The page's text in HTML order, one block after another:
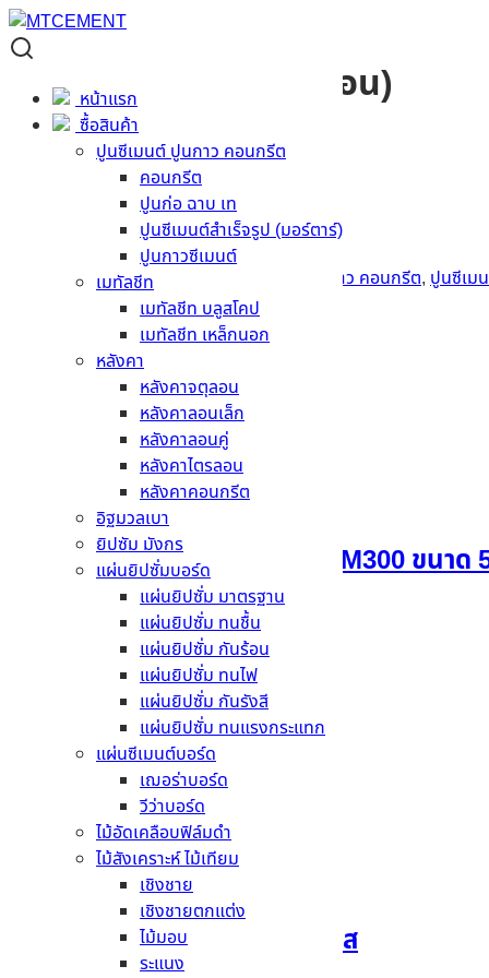
หน้าแรก
ซื้อสินค้า
ปูนซีเมนต์ ปูนกาว คอนกรีต
คอนกรีต
ปูนก่อ ฉาบ เท
ปูนซีเมนต์สำเร็จรูป (มอร์ตาร์)
ปูนกาวซีเมนต์
เมทัลชีท
เมทัลชีท บลูสโคป
เมทัลชีท เหล็กนอก
หลังคา
หลังคาจตุลอน
หลังคาลอนเล็ก
หลังคาลอนคู่
หลังคาไตรลอน
หลังคาคอนกรีต
อิฐมวลเบา
ยิปซัม มังกร
แผ่นยิปซั่มบอร์ด
แผ่นยิปซั่ม มาตรฐาน
แผ่นยิปซั่ม ทนชื้น
แผ่นยิปซั่ม กันร้อน
แผ่นยิปซั่ม ทนไฟ
แผ่นยิปซั่ม กันรังสี
แผ่นยิปซั่ม ทนแรงกระแทก
แผ่นซีเมนต์บอร์ด
เฌอร่าบอร์ด
วีว่าบอร์ด
ไม้อัดเคลือบฟิล์มดำ
ไม้สังเคราะห์ ไม้เทียม
เชิงชาย
เชิงชายตกแต่ง
ไม้มอบ
ระแนง
ลูกดิ่ง สกิมโค้ท (สีเทาอ่อน)
ขนาด (ซีเมนต์)20 กก.
สกิมโค้ท
รหัสสินค้า: CP015-K ปูนซีเมนต์ ปูนกาว คอนกรีต, ปูนซีเม
รายละเอียดสินค้า
สินค้าที่เกี่ยวข้อง
ปูนก่อทั่วไปสำเร็จรูปทีพีไอ M300 ขนาด
กาวซีเมนต์ จระเข้ทอง
กาวซีเมนต์ จระเข้เอ็กซ์เพรส